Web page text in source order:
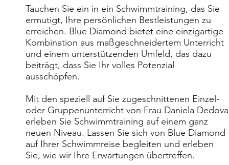
Tauchen Sie ein in ein Schwimmtraining, das Sie
ermutigt, Ihre persönlichen Bestleistungen zu
erreichen. Blue Diamond bietet eine einzigartige
Kombination aus maßgeschneidertem Unterricht
und einem unterstützenden Umfeld, das dazu
beiträgt, dass Sie Ihr volles Potenzial
ausschöpfen.
Mit den speziell auf Sie zugeschnittenen Einzel-
oder Gruppenunterricht von Frau Daniela Dedova
erleben Sie Schwimmtraining auf einem ganz
neuen Niveau. Lassen Sie sich von Blue Diamond
auf Ihrer Schwimmreise begleiten und erleben
Sie, wie wir Ihre Erwartungen übertreffen.